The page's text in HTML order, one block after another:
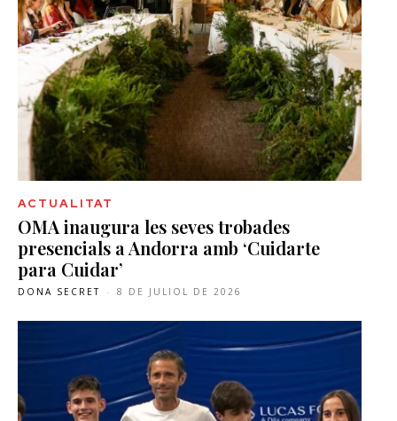
ACTUALITAT
OMA inaugura les seves trobades
presencials a Andorra amb ‘Cuidarte
para Cuidar’
DONA SECRET - 8 DE JULIOL DE 2026